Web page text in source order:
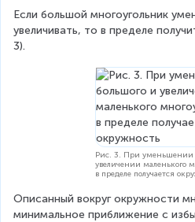
Если большой многоугольник
увеличивать, то в пределе
3).
Рис. 3. При уменьшении
увеличении маленького
в пределе получается
Описанный вокруг окружности
минимальное приближение с